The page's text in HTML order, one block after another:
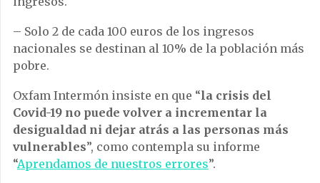
– Solo 2 de cada 100 euros de los ingresos
nacionales se destinan al 10% de la población más
pobre.
Oxfam Intermón insiste en que “la crisis del
Covid-19 no puede volver a incrementar la
desigualdad ni dejar atrás a las personas más
vulnerables”, como contempla su informe
“Aprendamos de nuestros errores”.